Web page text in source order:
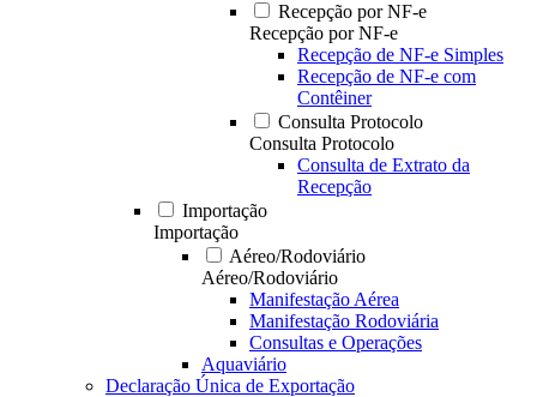
Recepção por NF-e
Recepção por NF-e
Recepção de NF-e Simples
Recepção de NF-e com
Contêiner
Consulta Protocolo
Consulta Protocolo
Consulta de Extrato da
Recepção
Importação
Importação
Aéreo/Rodoviário
Aéreo/Rodoviário
Manifestação Aérea
Manifestação Rodoviária
Consultas e Operações
Aquaviário
Declaração Única de Exportação